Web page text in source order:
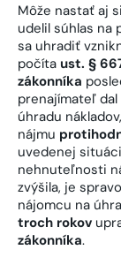
Môže nastať aj
udelil súhlas na
sa uhradiť
počíta ust. §
zákonníka
prenajímateľ dal
úhradu
nájmu
uvedenej
nehnuteľnosti
zvýšila, je
nájomcu na
troch rokov
zákonníka.